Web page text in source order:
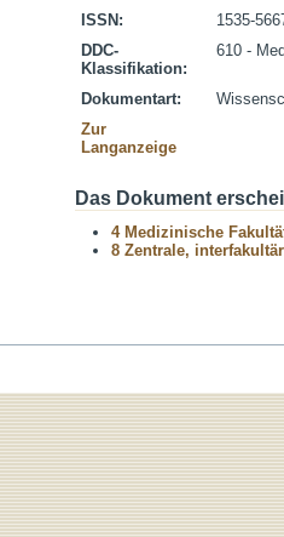
ISSN:
1535-
DDC-
Klassifikation:
610 -
Dokumentart:
Zur
Langanzeige
Das Dokument
4 Medizinische
8 Zentrale,